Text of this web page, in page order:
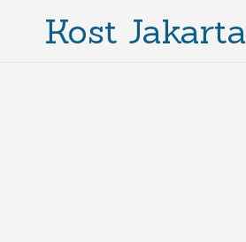
Kost Jakarta